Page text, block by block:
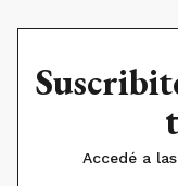
Accedé a